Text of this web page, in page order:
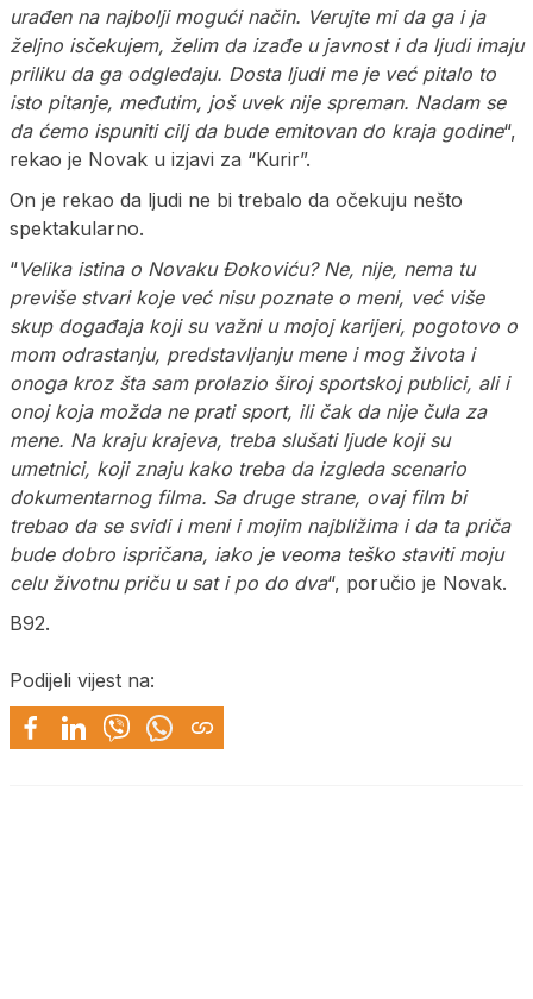
urađen na najbolji mogući način. Verujte mi da ga i ja
željno isčekujem, želim da izađe u javnost i da ljudi imaju
priliku da ga odgledaju. Dosta ljudi me je već pitalo to
isto pitanje, međutim, još uvek nije spreman. Nadam se
da ćemo ispuniti cilj da bude emitovan do kraja godine“,
rekao je Novak u izjavi za “Kurir”.
On je rekao da ljudi ne bi trebalo da očekuju nešto
spektakularno.
“Velika istina o Novaku Đokoviću? Ne, nije, nema tu
previše stvari koje već nisu poznate o meni, već više
skup događaja koji su važni u mojoj karijeri, pogotovo o
mom odrastanju, predstavljanju mene i mog života i
onoga kroz šta sam prolazio široj sportskoj publici, ali i
onoj koja možda ne prati sport, ili čak da nije čula za
mene. Na kraju krajeva, treba slušati ljude koji su
umetnici, koji znaju kako treba da izgleda scenario
dokumentarnog filma. Sa druge strane, ovaj film bi
trebao da se svidi i meni i mojim najbližima i da ta priča
bude dobro ispričana, iako je veoma teško staviti moju
celu životnu priču u sat i po do dva“, poručio je Novak.
B92.
Podijeli vijest na: